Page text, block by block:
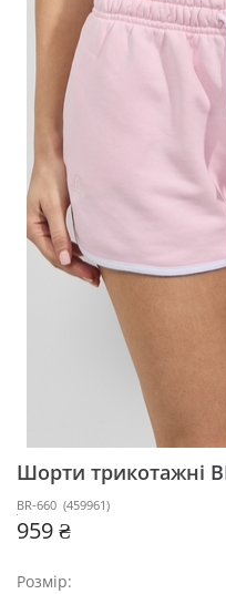
Шорти трикотажні
BR-660 (459961)
959 ₴
Розмір: